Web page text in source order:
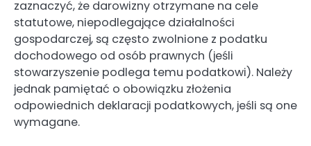
zaznaczyć, że darowizny otrzymane na cele
statutowe, niepodlegające działalności
gospodarczej, są często zwolnione z podatku
dochodowego od osób prawnych (jeśli
stowarzyszenie podlega temu podatkowi). Należy
jednak pamiętać o obowiązku złożenia
odpowiednich deklaracji podatkowych, jeśli są one
wymagane.